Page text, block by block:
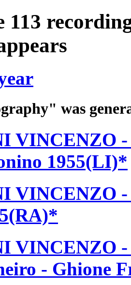
113
was
VINCENZO -
1955(LI)*
VINCENZO
VINCENZO
- Ghione